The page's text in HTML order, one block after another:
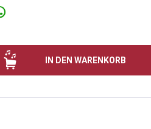
IN DEN WARENKORB